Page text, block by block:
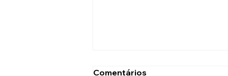
Comentários